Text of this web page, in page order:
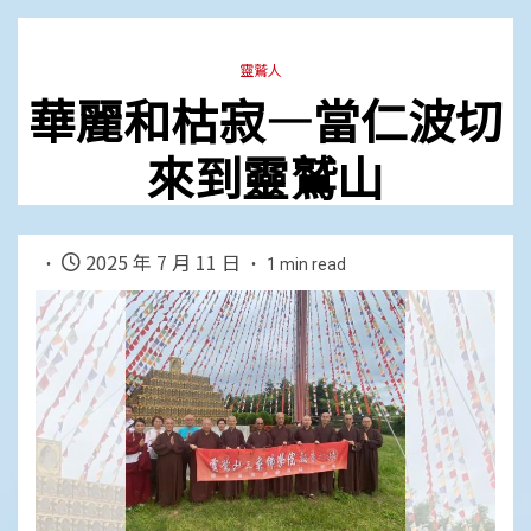
靈鷲人
華麗和枯寂—當仁波切
來到靈鷲山
2025 年 7 月 11 日 1 min read